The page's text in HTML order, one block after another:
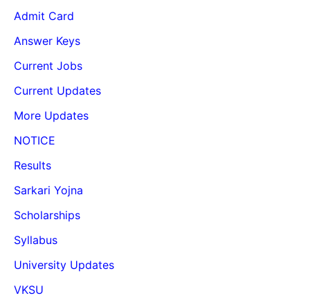
Admit Card
Answer Keys
Current Jobs
Current Updates
More Updates
NOTICE
Results
Sarkari Yojna
Scholarships
Syllabus
University Updates
VKSU